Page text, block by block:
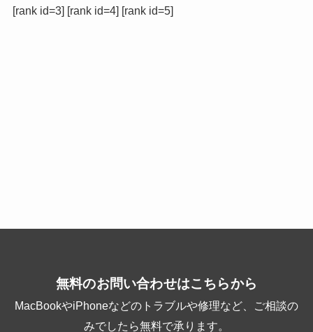
[rank id=3] [rank id=4] [rank id=5]
無料のお問い合わせはこちらから
MacBookやiPhoneなどのトラブルや修理など、ご相談の
みでしたら無料で承ります。